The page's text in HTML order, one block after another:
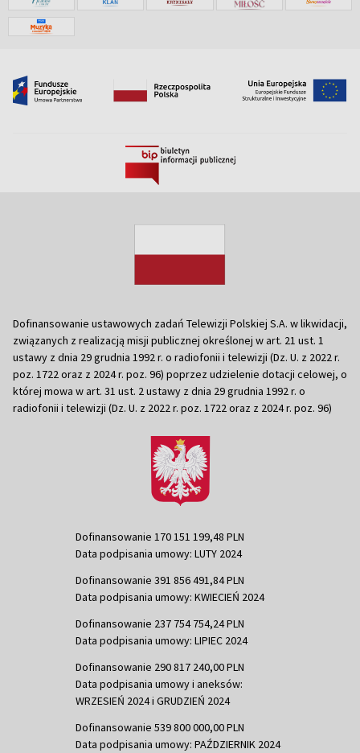
Dofinansowanie ustawowych zadań Telewizji Polskiej S.A. w likwidacji,
związanych z realizacją misji publicznej określonej w art. 21 ust. 1
ustawy z dnia 29 grudnia 1992 r. o radiofonii i telewizji (Dz. U. z 2022 r.
poz. 1722 oraz z 2024 r. poz. 96) poprzez udzielenie dotacji celowej, o
której mowa w art. 31 ust. 2 ustawy z dnia 29 grudnia 1992 r. o
radiofonii i telewizji (Dz. U. z 2022 r. poz. 1722 oraz z 2024 r. poz. 96)
Dofinansowanie 170 151 199,48 PLN
Data podpisania umowy: LUTY 2024
Dofinansowanie 391 856 491,84 PLN
Data podpisania umowy: KWIECIEŃ 2024
Dofinansowanie 237 754 754,24 PLN
Data podpisania umowy: LIPIEC 2024
Dofinansowanie 290 817 240,00 PLN
Data podpisania umowy i aneksów:
WRZESIEŃ 2024 i GRUDZIEŃ 2024
Dofinansowanie 539 800 000,00 PLN
Data podpisania umowy: PAŹDZIERNIK 2024